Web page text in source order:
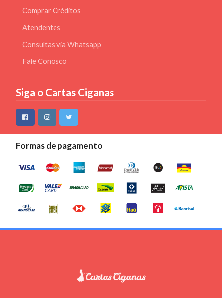
Comprar Créditos
Atendentes
Consultas via Whatsapp
Fale Conosco
Siga o Cartas Ciganas
Formas de pagamento